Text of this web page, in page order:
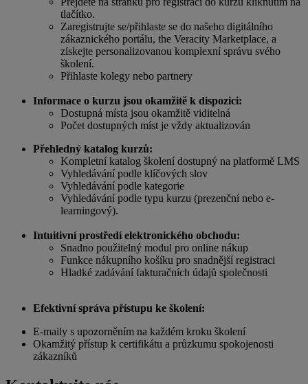
tlačítko.
Zaregistrujte se/přihlaste se do našeho digitálního
zákaznického portálu, the Veracity Marketplace, a
získejte personalizovanou komplexní správu svého
školení.
Přihlaste kolegy nebo partnery
Informace o kurzu jsou okamžitě k dispozici:
Dostupná místa jsou okamžitě viditelná
Počet dostupných míst je vždy aktualizován
Přehledný katalog kurzů:
Kompletní katalog školení dostupný na platformě LMS
Vyhledávání podle klíčových slov
Vyhledávání podle kategorie
Vyhledávání podle typu kurzu (prezenční nebo e-
learningový).
Intuitivní prostředí elektronického obchodu:
Snadno použitelný modul pro online nákup
Funkce nákupního košíku pro snadnější registraci
Hladké zadávání fakturačních údajů společnosti
Efektivní správa přístupu ke školení:
E-maily s upozorněním na každém kroku školení
Okamžitý přístup k certifikátu a průzkumu spokojenosti
zákazníků